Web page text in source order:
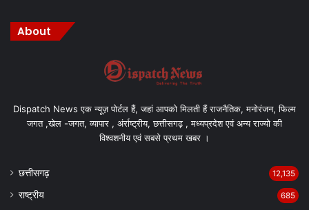
About
Dispatch News एक न्यूज़ पोर्टल हैं, जहां आपको मिलती हैं राजनैतिक, मनोरंजन, फिल्म
जगत ,खेल -जगत, व्यापार , अंर्राष्ट्रीय, छत्तीसगढ़ , मध्यप्रदेश एवं अन्य राज्यो की
विश्वशनीय एवं सबसे प्रथम खबर ।
छत्तीसगढ़ 12,135
राष्ट्रीय 685